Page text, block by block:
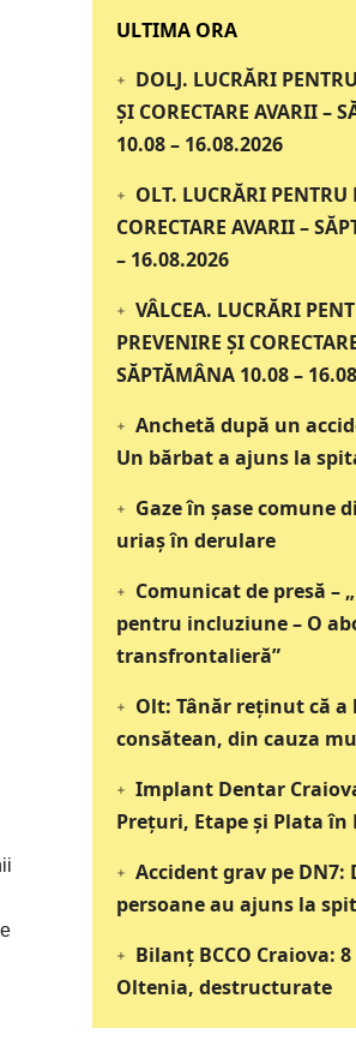
‎‎‎‎‎‎‎ULTIMA ORA
DOLJ. LUCRĂRI
ȘI CORECTARE AVARII –
10.08 – 16.08.2026
OLT. LUCRĂRI PENTRU
CORECTARE AVARII –
– 16.08.2026
VÂLCEA. LUCRĂRI
PREVENIRE ȘI
SĂPTĂMÂNA 10.08 –
Anchetă după un
Un bărbat a ajuns la
Gaze în șase comune
uriaș în derulare
Comunicat de presă –
pentru incluziune – O
transfrontalieră”
Olt: Tânăr reţinut că
consătean, din cauza
Implant Dentar
Preţuri, Etape şi Plata în
Accident grav pe DN7:
persoane au ajuns la
Bilanț BCCO Craiova:
Oltenia, destructurate